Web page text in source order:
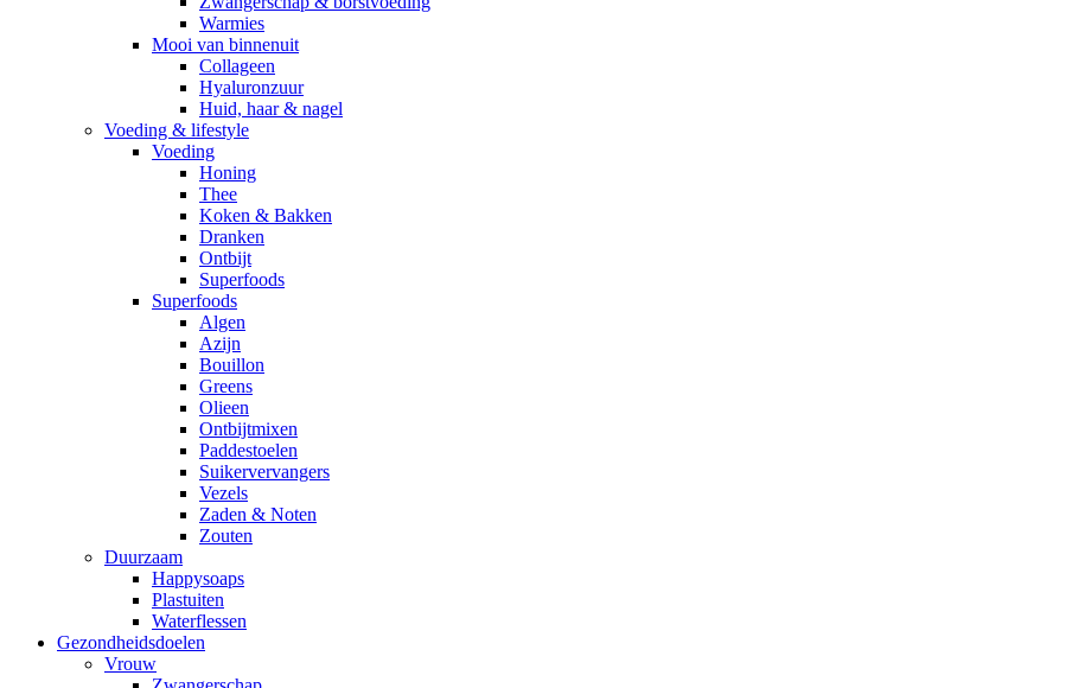
Warmies
Mooi van binnenuit
Collageen
Hyaluronzuur
Huid, haar & nagel
Voeding & lifestyle
Voeding
Honing
Thee
Koken & Bakken
Dranken
Ontbijt
Superfoods
Superfoods
Algen
Azijn
Bouillon
Greens
Olieen
Ontbijtmixen
Paddestoelen
Suikervervangers
Vezels
Zaden & Noten
Zouten
Duurzaam
Happysoaps
Plastuiten
Waterflessen
Gezondheidsdoelen
Vrouw